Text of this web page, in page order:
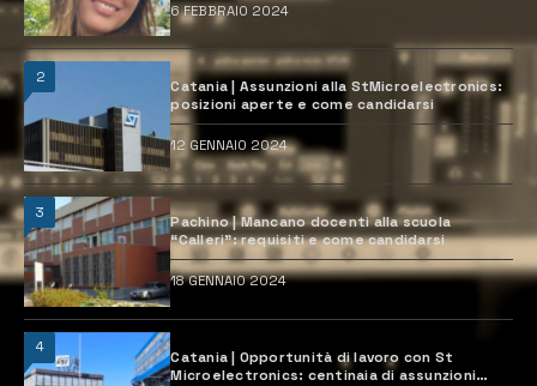
6 FEBBRAIO 2024
2
Catania | Assunzioni alla StMicroelectronics:
posizioni aperte e come candidarsi
12 GENNAIO 2024
3
Pachino | Mancano docenti alla scuola
“Calleri”: requisiti e come candidarsi
18 GENNAIO 2024
4
Catania | Opportunità di lavoro con St
Microelectronics: centinaia di assunzioni